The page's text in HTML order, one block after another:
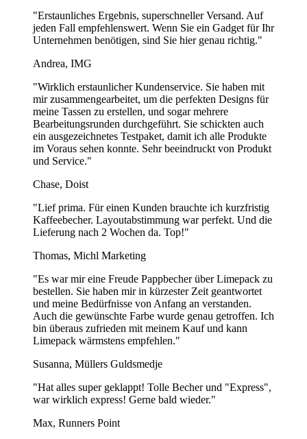
"Erstaunliches Ergebnis, superschneller Versand. Auf
jeden Fall empfehlenswert. Wenn Sie ein Gadget für Ihr
Unternehmen benötigen, sind Sie hier genau richtig."
Andrea, IMG
"Wirklich erstaunlicher Kundenservice. Sie haben mit
mir zusammengearbeitet, um die perfekten Designs für
meine Tassen zu erstellen, und sogar mehrere
Bearbeitungsrunden durchgeführt. Sie schickten auch
ein ausgezeichnetes Testpaket, damit ich alle Produkte
im Voraus sehen konnte. Sehr beeindruckt von Produkt
und Service."
Chase, Doist
"Lief prima. Für einen Kunden brauchte ich kurzfristig
Kaffeebecher. Layoutabstimmung war perfekt. Und die
Lieferung nach 2 Wochen da. Top!"
Thomas, Michl Marketing
"Es war mir eine Freude Pappbecher über Limepack zu
bestellen. Sie haben mir in kürzester Zeit geantwortet
und meine Bedürfnisse von Anfang an verstanden.
Auch die gewünschte Farbe wurde genau getroffen. Ich
bin überaus zufrieden mit meinem Kauf und kann
Limepack wärmstens empfehlen."
Susanna, Müllers Guldsmedje
"Hat alles super geklappt! Tolle Becher und "Express",
war wirklich express! Gerne bald wieder."
Max, Runners Point